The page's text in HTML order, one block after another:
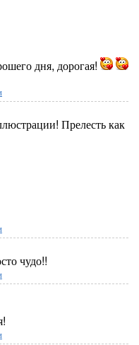
дня, дорогая!
Прелесть как
чудо!!